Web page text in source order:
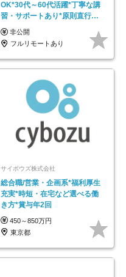
OK*30代～60代活躍*丁寧な講
習・サポートあり*原則直行直
帰／全国募集・業務委託
非公開
フルリモートあり
サイボウズ株式会社
総合職/営業・企画系*福利厚生
充実*時短・在宅など選べる働
き方*賞与年2回
450～850万円
東京都